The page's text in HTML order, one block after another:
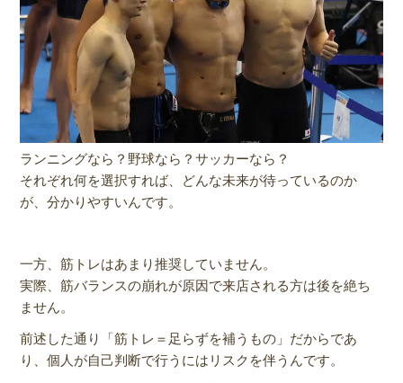
ランニングなら？野球なら？サッカーなら？
それぞれ何を選択すれば、どんな未来が待っているのか
が、分かりやすいんです。
一方、筋トレはあまり推奨していません。
実際、筋バランスの崩れが原因で来店される方は後を絶ち
ません。
前述した通り「筋トレ＝足らずを補うもの」だからであ
り、個人が自己判断で行うにはリスクを伴うんです。